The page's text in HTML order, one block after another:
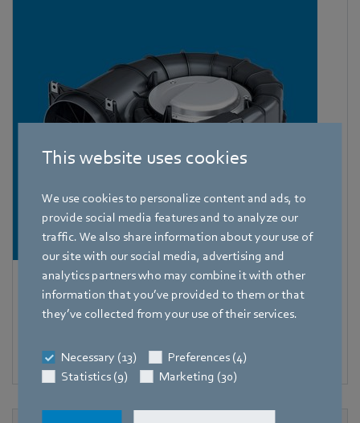
This website uses cookies
We use cookies to personalize content and ads, to
provide social media features and to analyze our
traffic. We also share information about your use of
our site with our social media, advertising and
analytics partners who may combine it with other
information that you’ve provided to them or that
they’ve collected from your use of their services.
Necessary (13)
Preferences (4)
Statistics (9)
Marketing (30)
RadiCal im Spiralgehäuse
Die kompakte und unkomplizierte Systemlösung: unsere
Industrie und Raumlufttechnik.